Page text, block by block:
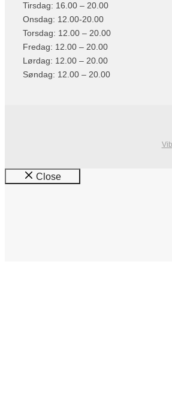
Tirsdag: 16.00 – 20.00
Onsdag: 12.00-20.00
Torsdag: 12.00 – 20.00
Fredag: 12.00 – 20.00
Lørdag: 12.00 – 20.00
Søndag: 12.00 – 20.00
Close